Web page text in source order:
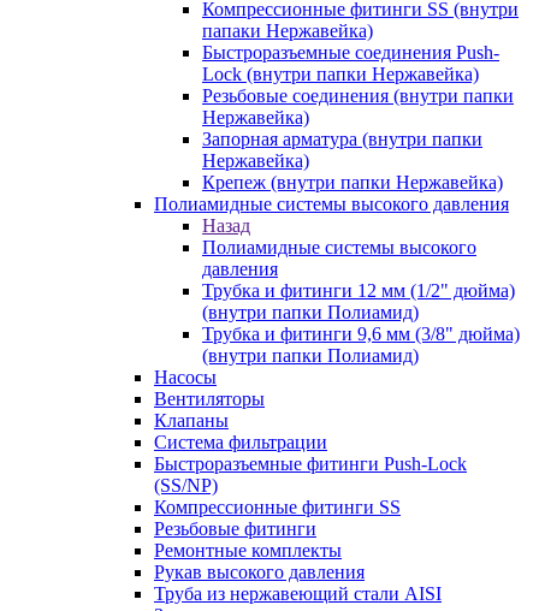
Компрессионные фитинги SS (внутри
папаки Нержавейка)
Быстроразъемные соединения Push-
Lock (внутри папки Нержавейка)
Резьбовые соединения (внутри папки
Нержавейка)
Запорная арматура (внутри папки
Нержавейка)
Крепеж (внутри папки Нержавейка)
Полиамидные системы высокого давления
Назад
Полиамидные системы высокого
давления
Трубка и фитинги 12 мм (1/2" дюйма)
(внутри папки Полиамид)
Трубка и фитинги 9,6 мм (3/8" дюйма)
(внутри папки Полиамид)
Насосы
Вентиляторы
Клапаны
Система фильтрации
Быстроразъемные фитинги Push-Lock
(SS/NP)
Компрессионные фитинги SS
Резьбовые фитинги
Ремонтные комплекты
Рукав высокого давления
Труба из нержавеющий стали AISI